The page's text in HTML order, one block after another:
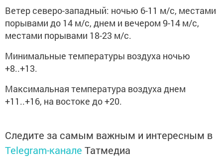
Ветер северо-западный: ночью 6-11 м/с, местами
порывами до 14 м/с, днем и вечером 9-14 м/с,
местами порывами 18-23 м/с.
Минимальные температуры воздуха ночью
+8..+13.
Максимальная температура воздуха днем
+11..+16, на востоке до +20.
Следите за самым важным и интересным в
Telegram-канале Татмедиа